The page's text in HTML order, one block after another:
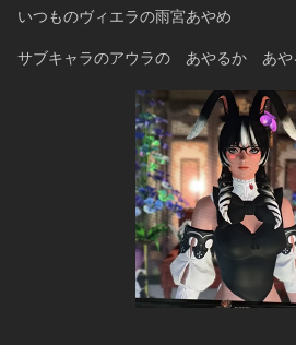
いつものヴィエラの雨宮あやめ
サブキャラのアウラの　あやるか　あや